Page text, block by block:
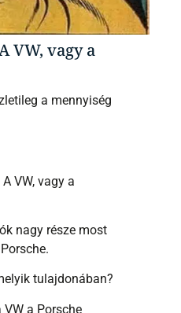
VW, vagy a
a mennyiség
VW, vagy a
nagy része most
tulajdonában?
VW a Porsche